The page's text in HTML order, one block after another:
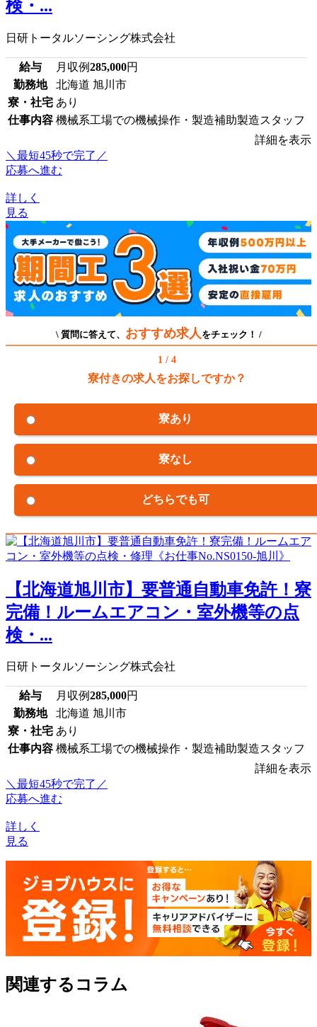
検・...
日研トータルソーシング株式会社
給与 月収例285,000円
勤務地
北海道 旭川市
寮・社宅 あり
仕事内容 機械系工場での機械操作・製造補助製造スタッフ
詳細を表示
＼最短45秒で完了／
応募へ進む
詳しく
見る
\ 質問に答えて、 おすすめ求人 をチェック！ /
1 / 4
寮付きの求人をお探しですか？
寮あり
寮なし
どちらでも可
【北海道旭川市】要普通自動車免許！寮
完備！ルームエアコン・室外機等の点
検・...
日研トータルソーシング株式会社
給与 月収例285,000円
勤務地
北海道 旭川市
寮・社宅 あり
仕事内容 機械系工場での機械操作・製造補助製造スタッフ
詳細を表示
＼最短45秒で完了／
応募へ進む
詳しく
見る
関連するコラム